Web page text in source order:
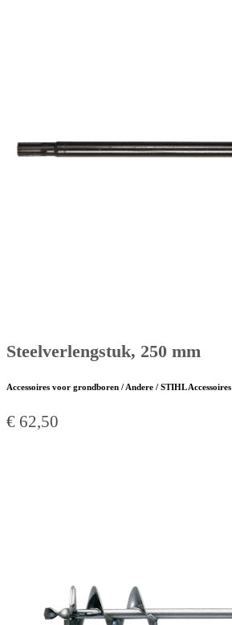
Steelverlengstuk, 250 mm
Accessoires voor grondboren / Andere / STIHL Accessoires
€ 62,50